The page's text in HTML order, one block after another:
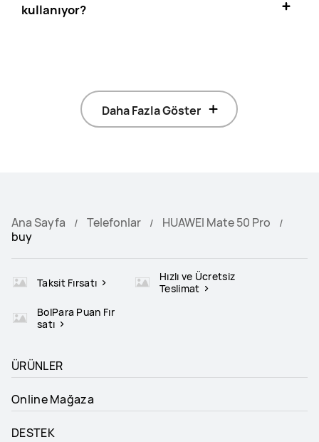
kullanıyor?
Daha Fazla Göster
Ana Sayfa Telefonlar
HUAWEI Mate 50 Pro
buy
Taksit Fırsatı
Hızlı ve Ücretsiz
Teslimat
BolPara Puan Fır
satı
ÜRÜNLER
Online Mağaza
DESTEK